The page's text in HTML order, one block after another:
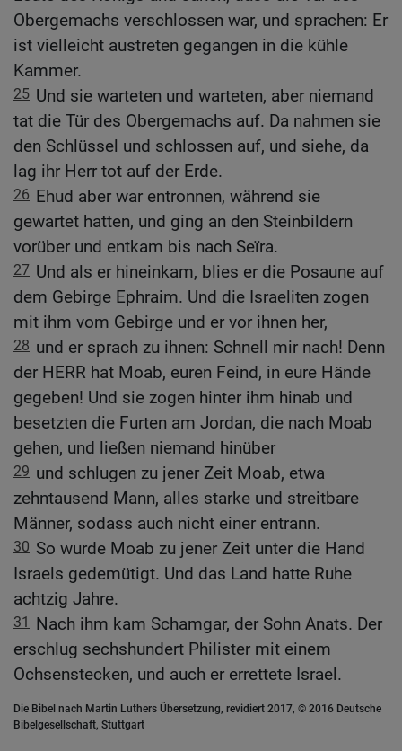
Obergemachs verschlossen war, und sprachen: Er
ist vielleicht austreten gegangen in die kühle
Kammer.
25 Und sie warteten und warteten, aber niemand
tat die Tür des Obergemachs auf. Da nahmen sie
den Schlüssel und schlossen auf, und siehe, da
lag ihr Herr tot auf der Erde.
26 Ehud aber war entronnen, während sie
gewartet hatten, und ging an den Steinbildern
vorüber und entkam bis nach Seïra.
27 Und als er hineinkam, blies er die Posaune auf
dem Gebirge Ephraim. Und die Israeliten zogen
mit ihm vom Gebirge und er vor ihnen her,
28 und er sprach zu ihnen: Schnell mir nach! Denn
der HERR hat Moab, euren Feind, in eure Hände
gegeben! Und sie zogen hinter ihm hinab und
besetzten die Furten am Jordan, die nach Moab
gehen, und ließen niemand hinüber
29 und schlugen zu jener Zeit Moab, etwa
zehntausend Mann, alles starke und streitbare
Männer, sodass auch nicht einer entrann.
30 So wurde Moab zu jener Zeit unter die Hand
Israels gedemütigt. Und das Land hatte Ruhe
achtzig Jahre.
31 Nach ihm kam Schamgar, der Sohn Anats. Der
erschlug sechshundert Philister mit einem
Ochsenstecken, und auch er errettete Israel.
Die Bibel nach Martin Luthers Übersetzung, revidiert 2017, © 2016 Deutsche
Bibelgesellschaft, Stuttgart